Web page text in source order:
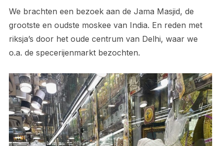
We brachten een bezoek aan de Jama Masjid, de
grootste en oudste moskee van India. En reden met
riksja’s door het oude centrum van Delhi, waar we
o.a. de specerijenmarkt bezochten.